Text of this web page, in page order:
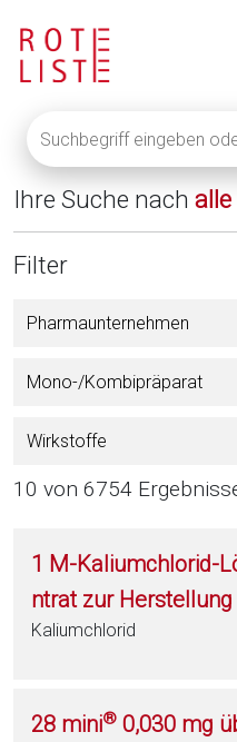
eingeben
oder
auf
die
Lupe
alle
anzuzeigen
Ihre Suche nach alle
Filter
Pharmaunternehmen
Mono-/Kombipräparat
Wirkstoffe
10 von 6754
1 M-Kaliumchlorid-
ntrat zur
Kaliumchlorid
28 mini® 0,030 mg